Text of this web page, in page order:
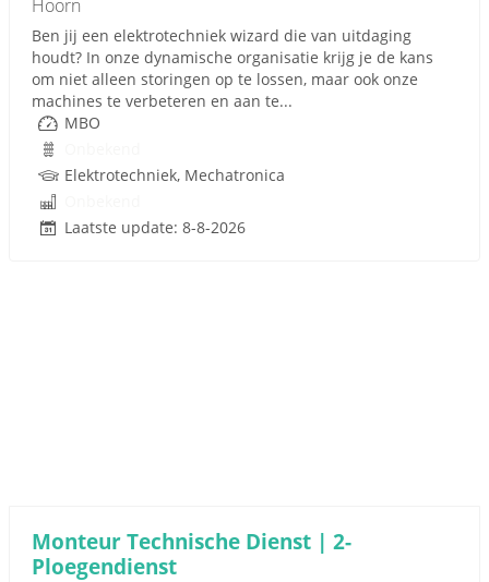
Hoorn
Ben jij een elektrotechniek wizard die van uitdaging
houdt? In onze dynamische organisatie krijg je de kans
om niet alleen storingen op te lossen, maar ook onze
machines te verbeteren en aan te...
MBO
Elektrotechniek, Mechatronica
Laatste update: 8-8-2026
Monteur Technische Dienst | 2-
Ploegendienst